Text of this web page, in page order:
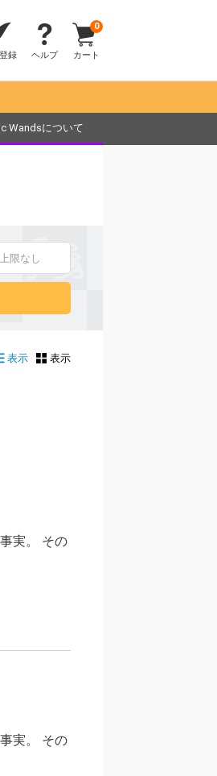
録 ヘルプ カート
0
Wandsについて
表示 表示
実。 その
実。 その